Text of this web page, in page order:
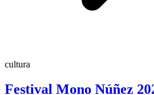
cultura
Festival Mono Núñez